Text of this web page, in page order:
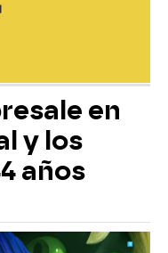
en
y los
años